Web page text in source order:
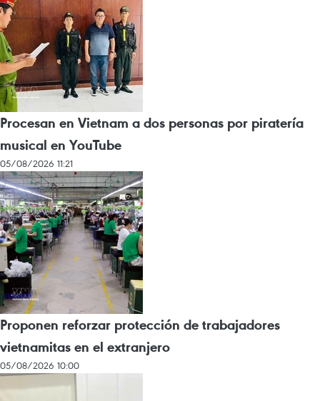
Procesan en Vietnam a dos personas por piratería
musical en YouTube
05/08/2026 11:21
Proponen reforzar protección de trabajadores
vietnamitas en el extranjero
05/08/2026 10:00